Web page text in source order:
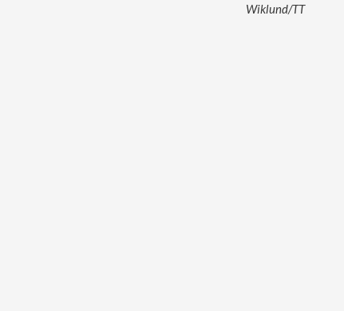
Wiklund/TT